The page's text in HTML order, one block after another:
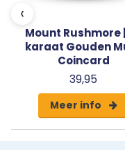
met behulp van
allerfijnste details
goudbaar is
themaverpakking en
betekenisvol
‹
Mount Rushmore
karaat Gouden
Coincard
39,95
Meer info